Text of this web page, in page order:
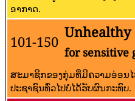
ອາກາດ.
101-150
Unhealthy
for sensitive
ສະມາຊິກຂອງກຸ່ມທີ່ມີຄວາມອ່ອນ
ປະຊາຊົນທົ່ວໄປບໍ່ໄດ້ຮັບຜົນກະທົບ.